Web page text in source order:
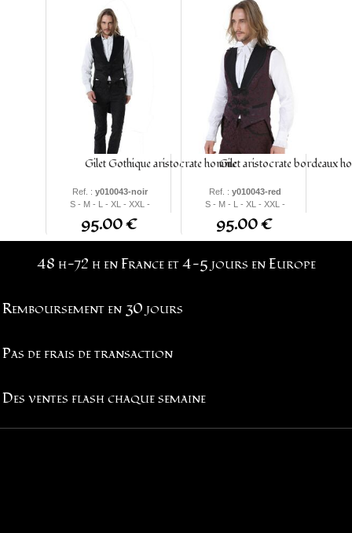
Gilet Gothique aristocrate homme
Ref. : y010043-noir
S - M - L - XL - XXL -
XXXL
95.00 €
Gilet aristocrate bordeaux
Ref. : y010043-red
S - M - L - XL - XXL -
XXXL
95.00 €
48 h-72 h en France et 4-5 jours en Europe
Remboursement en 30 jours
Pas de frais de transaction
Des ventes flash chaque semaine